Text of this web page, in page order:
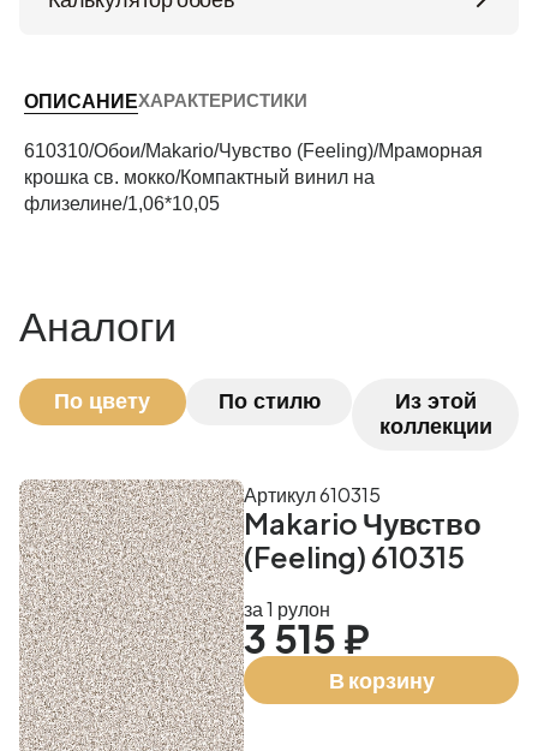
Периметр комнаты (м)
ОПИСАНИЕХАРАКТЕРИСТИКИ
610310/Обои/Makario/Чувство (Feeling)/Мраморная
крошка св. мокко/Компактный винил на
флизелине/1,06*10,05
Аналоги
По цвету По стилю
Из этой
коллекции
Makario Чувство
(Feeling) 610315
Артикул 610315
за 1 рулон
3 515 ₽
В корзину